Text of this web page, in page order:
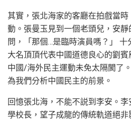
其實，張北海家的客廳在拍戲當
動。張曼玉見到一個老頭兒，安
問，「那個…是臨時演員嗎？」
大名頂頂代表中國道德良心的劉
中國/海外民主運動未免太隔閡了
為我們分析中國民主的前景。
回憶張北海，不能不説到李安。
學校長，望子成龍的傳統軌道絕